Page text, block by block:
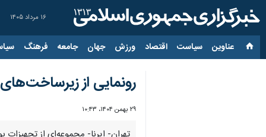
۱۶ مرداد ۱۴۰۵
عناوین‌ سیاست اقتصاد ورزش جهان جامعه فرهنگ
رونمایی از
۲۹ بهمن ۱۴۰۴، ۱۰:۴۳